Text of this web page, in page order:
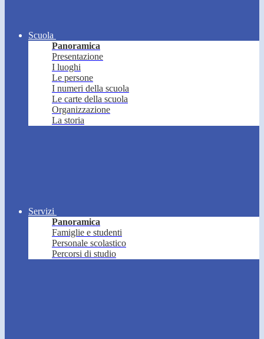
Scuola
Panoramica
Presentazione
I luoghi
Le persone
I numeri della scuola
Le carte della scuola
Organizzazione
La storia
Servizi
Panoramica
Famiglie e studenti
Personale scolastico
Percorsi di studio